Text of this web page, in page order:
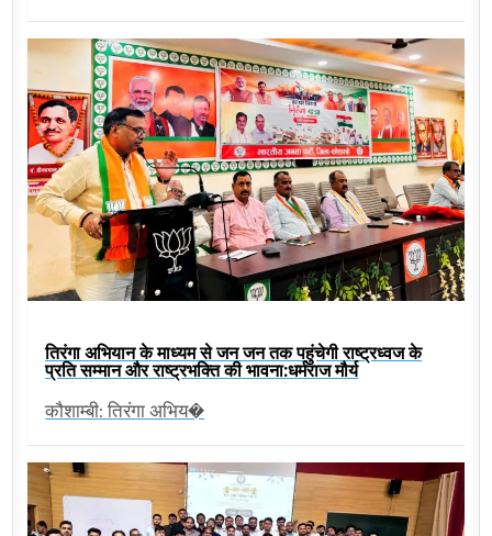
तिरंगा अभियान के माध्यम से जन जन तक पहुंचेगी राष्ट्रध्वज के
प्रति सम्मान और राष्ट्रभक्ति की भावना:धर्मराज मौर्य
कौशाम्बी: तिरंगा अभिय�